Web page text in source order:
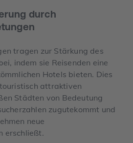
durch
tragen zur Stärkung des
indem sie Reisenden eine
Hotels bieten. Dies
attraktiven
Städten von Bedeutung
zugutekommt und
neue
erschließt.